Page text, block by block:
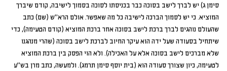
סימן ג) יש לברך לישב בסוכה כבר בכניסתו לסוכה בסמוך לישיבה, קודם שיברך
המוציא. כי יש לסמוך הברכה לישיבה כל מה שאפשר. אולם הרא"ש (שם) כתב
שהעולם נוהגים לברך ברכת לישב בסוכה אחר ברכת המוציא (קודם הטעימה), כדי
שיתחיל בסעודה שעל ידה הוא עיקר החיוב לברכת לישב בסוכה (שהרי מנהגנו
שלא מברכים לישב בסוכה אלא על האכילה). ולא הוי הפסק בין ברכת המוציא
לטעימה, כיון שצורך סעודה הוא (בית יוסף סימן תרמג). ולמעשה, כתב מרן בש"ע